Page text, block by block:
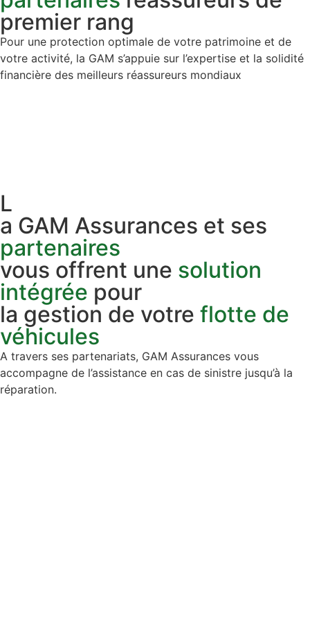
premier rang
Pour une protection optimale de votre patrimoine et de
votre activité, la GAM s’appuie sur l’expertise et la solidité
financière des meilleurs réassureurs mondiaux
L
a GAM Assurances et ses
partenaires
vous offrent une solution
intégrée pour
la gestion de votre flotte de
véhicules
A travers ses partenariats, GAM Assurances vous
accompagne de l’assistance en cas de sinistre jusqu’à la
réparation.